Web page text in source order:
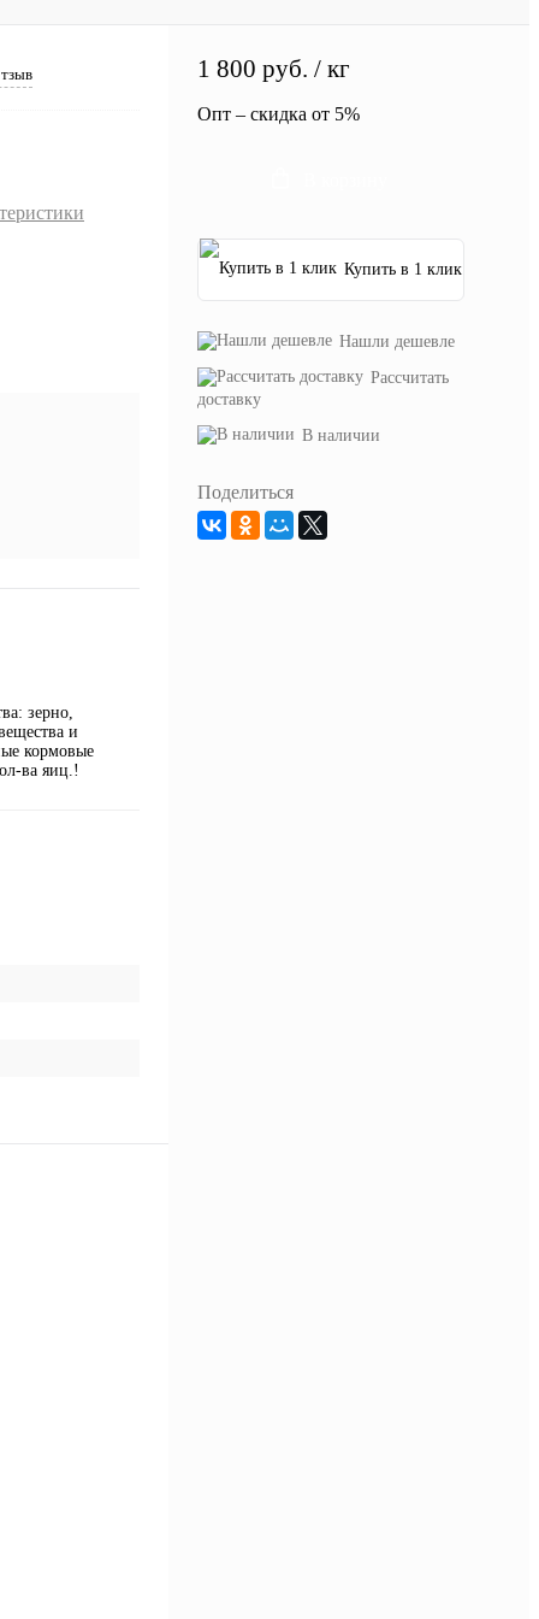
зерно,
и
кормовые
ва яиц.!
1 800 руб. / кг
Опт – скидка от 5%
Купить в 1 клик
Нашли дешевле
Рассчитать
доставку
В наличии
Поделиться